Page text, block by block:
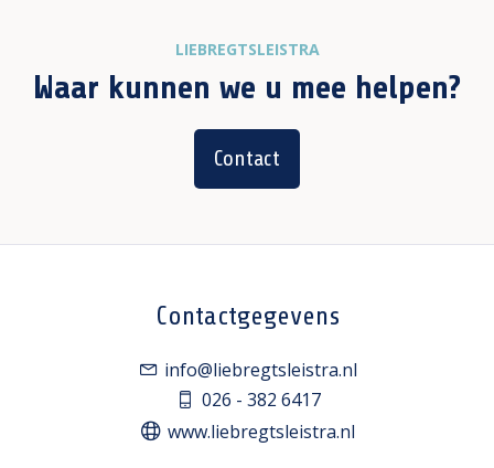
LIEBREGTSLEISTRA
Waar kunnen we u mee helpen?
Contact
Contactgegevens
info@liebregtsleistra.nl
026 - 382 6417
www.liebregtsleistra.nl